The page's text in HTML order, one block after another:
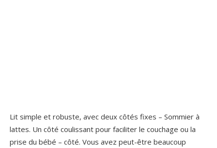
Lit simple et robuste, avec deux côtés fixes – Sommier à
lattes. Un côté coulissant pour faciliter le couchage ou la
prise du bébé – côté. Vous avez peut-être beaucoup